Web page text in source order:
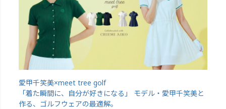
愛甲千笑美×meet tree golf
「着た瞬間に、自分が好きになる」 モデル・愛甲千笑美と
作る、ゴルフウェアの最適解。